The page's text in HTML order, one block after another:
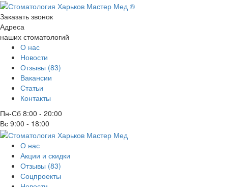
Заказать звонок
Адреса
наших стоматологий
О нас
Новости
Отзывы (83)
Вакансии
Статьи
Контакты
Пн-Сб 8:00 - 20:00
Вс 9:00 - 18:00
О нас
Акции и скидки
Отзывы (83)
Соцпроекты